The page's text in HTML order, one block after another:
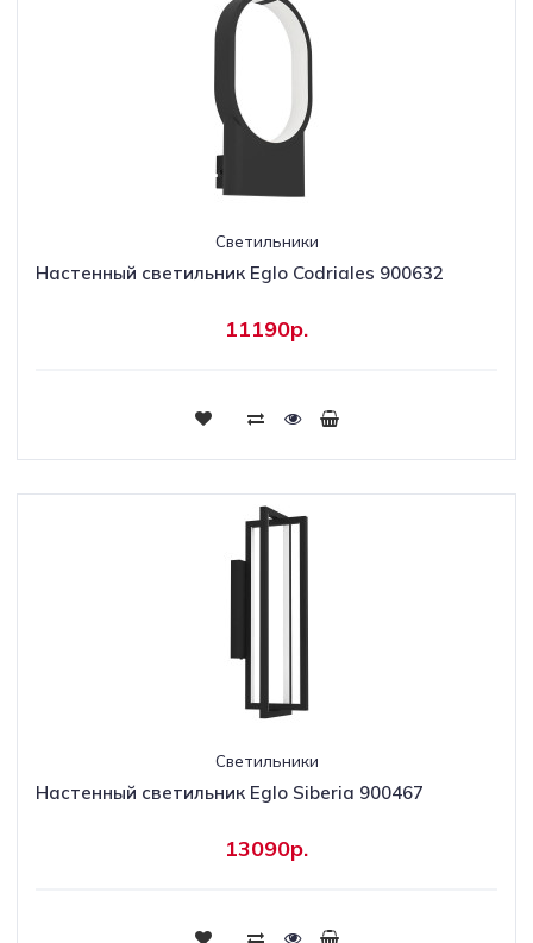
Светильники
Настенный светильник Eglo Codriales 900632
11190р.
Светильники
Настенный светильник Eglo Siberia 900467
13090р.